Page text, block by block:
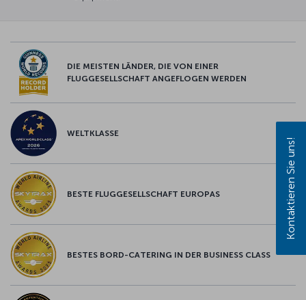
DIE MEISTEN LÄNDER, DIE VON EINER
FLUGGESELLSCHAFT ANGEFLOGEN WERDEN
WELTKLASSE
BESTE FLUGGESELLSCHAFT EUROPAS
BESTES BORD-CATERING IN DER BUSINESS CLASS
Kontaktieren Sie uns!